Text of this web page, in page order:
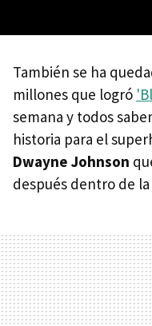
También se ha
millones que logró
semana y todos
historia para el
Dwayne Johnson
después dentro de